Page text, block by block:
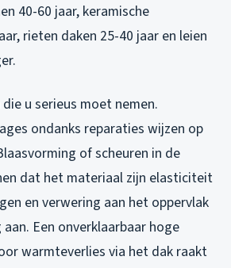
40-60 jaar, keramische
rieten daken 25-40 jaar en leien
u serieus moet nemen.
ondanks reparaties wijzen op
of scheuren in de
dat het materiaal zijn elasticiteit
en verwering aan het oppervlak
Een onverklaarbaar hoge
warmteverlies via het dak raakt